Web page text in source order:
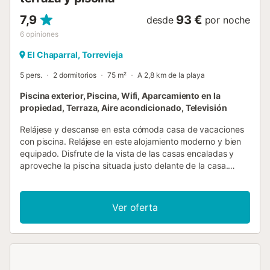
7,9
6 opiniones
desde 93 € por noche
El Chaparral, Torrevieja
5 pers. 2 dormitorios 75 m² A 2,8 km de la playa
Piscina exterior, Piscina, Wifi, Aparcamiento en la
propiedad, Terraza, Aire acondicionado, Televisión
Relájese y descanse en esta cómoda casa de vacaciones
con piscina. Relájese en este alojamiento moderno y bien
equipado. Disfrute de la vista de las casas encaladas y
aproveche la piscina situada justo delante de la casa.
noche y deléitese con una deliciosa cena preparada con
sabrosos ingredientes locales. Haga una excursión al mar,
diviértase en las olas, construya castillos de arena con los
niños o simplemente disfrute del sol. Los excursionistas y
Ver oferta